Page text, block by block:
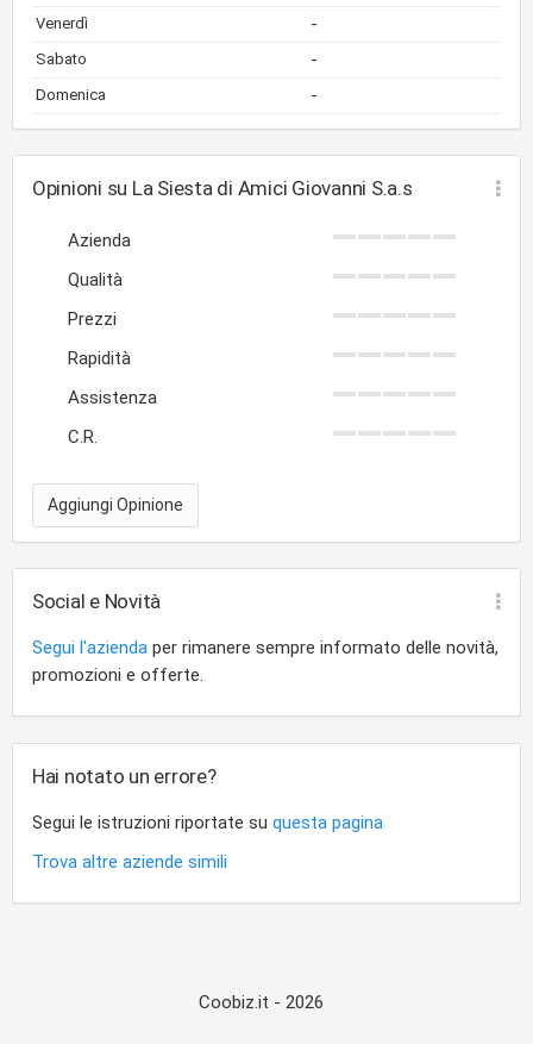
Venerdì -
Sabato -
Domenica -
Opinioni su La Siesta di Amici Giovanni S.a.s
Azienda
Qualità
Prezzi
Rapidità
Assistenza
C.R.
Aggiungi Opinione
Social e Novità
Segui l'azienda per rimanere sempre informato delle novità,
promozioni e offerte.
Hai notato un errore?
Segui le istruzioni riportate su questa pagina
Trova altre aziende simili
Coobiz.it - 2026